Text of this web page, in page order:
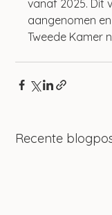
vanaf 2025. Dit
aangenomen
Tweede Kamer
Recente